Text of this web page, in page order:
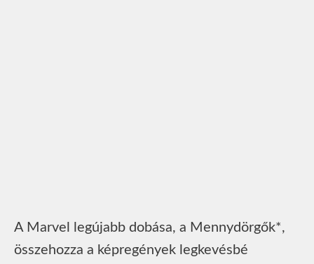
A Marvel legújabb dobása, a Mennydörgők*,
összehozza a képregények legkevésbé